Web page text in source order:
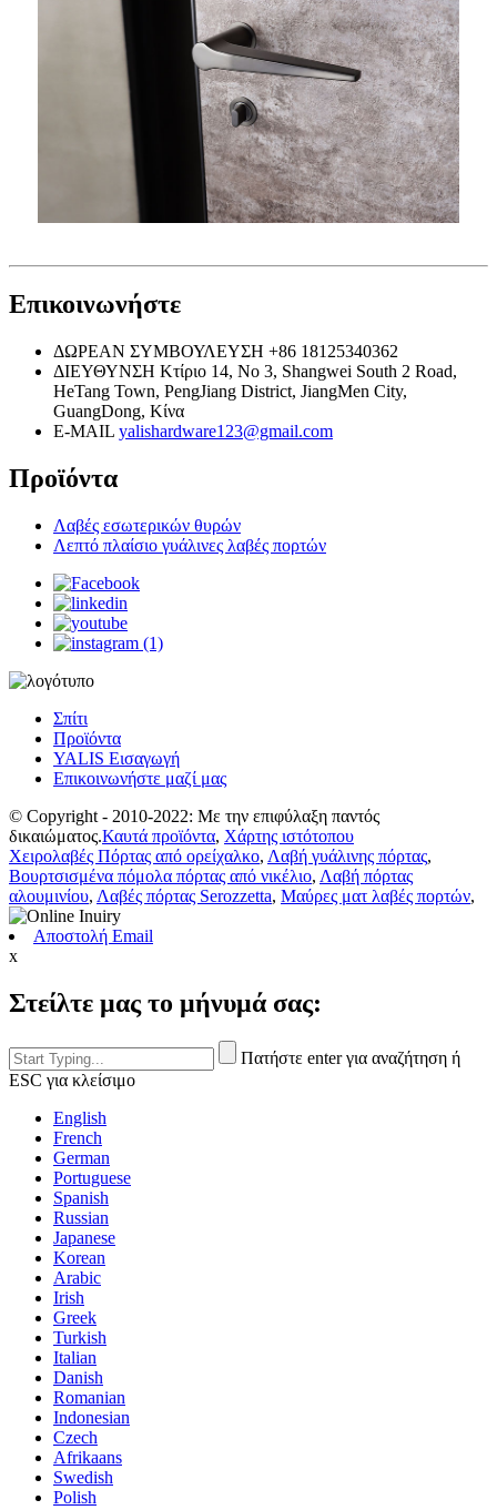
Επικοινωνήστε
ΔΩΡΕΑΝ ΣΥΜΒΟΥΛΕΥΣΗ +86 18125340362
ΔΙΕΥΘΥΝΣΗ Κτίριο 14, No 3, Shangwei South 2 Road,
HeTang Town, PengJiang District, JiangMen City,
GuangDong, Κίνα
E-MAIL yalishardware123@gmail.com
Προϊόντα
Λαβές εσωτερικών θυρών
Λεπτό πλαίσιο γυάλινες λαβές πορτών
Σπίτι
Προϊόντα
YALIS Εισαγωγή
Επικοινωνήστε μαζί μας
© Copyright - 2010-2022: Με την επιφύλαξη παντός
δικαιώματος.Καυτά προϊόντα, Χάρτης ιστότοπου
Χειρολαβές Πόρτας από ορείχαλκο, Λαβή γυάλινης πόρτας,
Βουρτσισμένα πόμολα πόρτας από νικέλιο, Λαβή πόρτας
αλουμινίου, Λαβές πόρτας Serozzetta, Μαύρες ματ λαβές πορτών,
Αποστολή Email
x
Στείλτε μας το μήνυμά σας:
Πατήστε enter για αναζήτηση ή
ESC για κλείσιμο
English
French
German
Portuguese
Spanish
Russian
Japanese
Korean
Arabic
Irish
Greek
Turkish
Italian
Danish
Romanian
Indonesian
Czech
Afrikaans
Swedish
Polish